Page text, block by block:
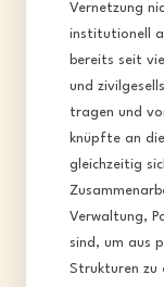
Vernetzung
institutionell
bereits seit
und
tragen und
knüpfte an
gleichzeitig
Verwaltung,
sind, um aus
Strukturen zu